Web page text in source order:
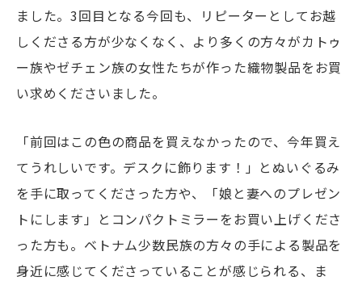
ました。3回目となる今回も、リピーターとしてお越
しくださる方が少なくなく、より多くの方々がカトゥ
ー族やゼチェン族の女性たちが作った織物製品をお買
い求めくださいました。
「前回はこの色の商品を買えなかったので、今年買え
てうれしいです。デスクに飾ります！」とぬいぐるみ
を手に取ってくださった方や、「娘と妻へのプレゼン
トにします」とコンパクトミラーをお買い上げくださ
った方も。ベトナム少数民族の方々の手による製品を
身近に感じてくださっていることが感じられる、ま